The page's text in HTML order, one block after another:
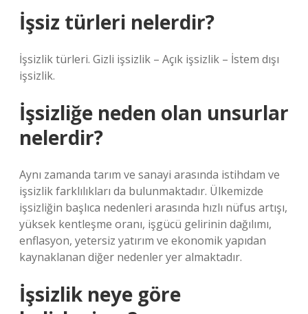
İşsiz türleri nelerdir?
İşsizlik türleri. Gizli işsizlik – ​​Açık işsizlik – ​​İstem dışı
işsizlik.
İşsizliğe neden olan unsurlar
nelerdir?
Aynı zamanda tarım ve sanayi arasında istihdam ve
işsizlik farklılıkları da bulunmaktadır. Ülkemizde
işsizliğin başlıca nedenleri arasında hızlı nüfus artışı,
yüksek kentleşme oranı, işgücü gelirinin dağılımı,
enflasyon, yetersiz yatırım ve ekonomik yapıdan
kaynaklanan diğer nedenler yer almaktadır.
İşsizlik neye göre